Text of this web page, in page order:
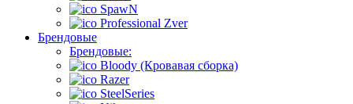
SpawN
Professional Zver
Брендовые
Брендовые:
Bloody (Кровавая сборка)
Razer
SteelSeries